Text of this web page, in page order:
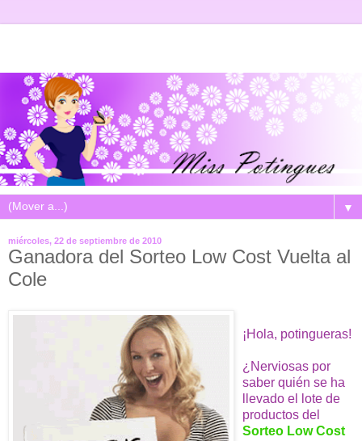
▼
miércoles, 22 de septiembre de 2010
Ganadora del Sorteo Low Cost Vuelta al
Cole
¡Hola, potingueras!
¿Nerviosas por
saber quién se ha
llevado el lote de
productos del
Sorteo Low Cost